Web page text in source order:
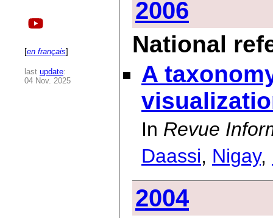
[en français]
last update:
04 Nov. 2025
2006
National
A
In Revue
Daassi, Nigay,
2004